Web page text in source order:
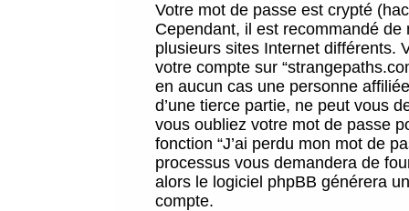
Votre mot de passe est crypté
Cependant, il est recommandé
plusieurs sites Internet différents.
votre compte sur
en aucun cas une personne
d’une tierce partie, ne peut vous
vous oubliez votre mot de passe
fonction “J’ai perdu mon mot de
processus vous demandera de
alors le logiciel phpBB générera
compte.